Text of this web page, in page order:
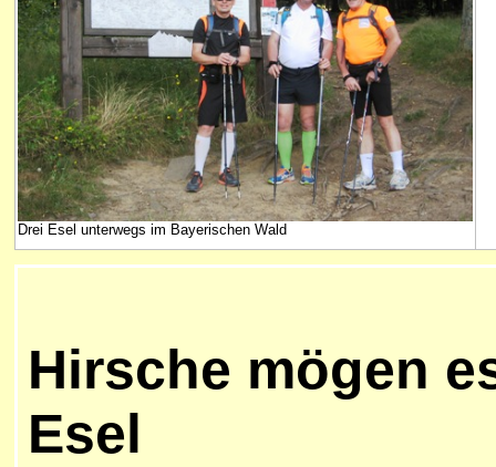
Drei Esel unterwegs im Bayerischen Wald
Hirsche mögen
Esel